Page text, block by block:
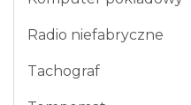
Radio niefabryczne
Tachograf